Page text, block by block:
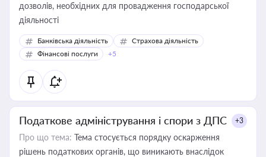
дозволів, необхідних для провадження господарської
діяльності
Банківська діяльність
Страхова діяльність
Фінансові послуги
+5
Податкове адміністрування і спори з ДПС +3
Про що тема: Тема стосується порядку оскарження
рішень податкових органів, що виникають внаслідок